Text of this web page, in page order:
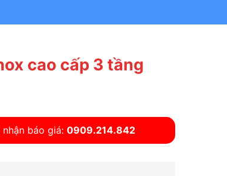
cao cấp 3 tầng
nhận báo giá: 0909.214.842